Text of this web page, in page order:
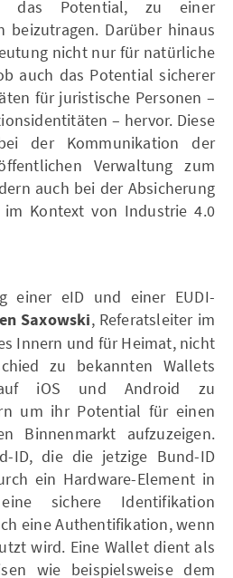
das Potential, zu einer
beizutragen. Darüber hinaus
nicht nur für natürliche
auch das Potential sicherer
für juristische Personen –
– hervor. Diese
der Kommunikation der
Verwaltung zum
auch bei der Absicherung
Kontext von Industrie 4.0
einer eID und einer EUDI-
Saxowski, Referatsleiter im
Innern und für Heimat, nicht
zu bekannten Wallets
iOS und Android zu
um ihr Potential für einen
Binnenmarkt aufzuzeigen.
ID, die die jetzige Bund-ID
ein Hardware-Element in
sichere Identifikation
eine Authentifikation, wenn
wird. Eine Wallet dient als
wie beispielsweise dem